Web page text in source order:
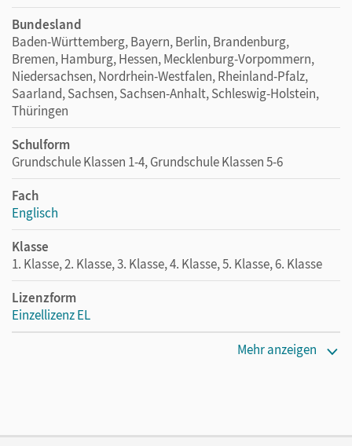
Bundesland
Baden-Württemberg, Bayern, Berlin, Brandenburg,
Bremen, Hamburg, Hessen, Mecklenburg-Vorpommern,
Niedersachsen, Nordrhein-Westfalen, Rheinland-Pfalz,
Saarland, Sachsen, Sachsen-Anhalt, Schleswig-Holstein,
Thüringen
Schulform
Grundschule Klassen 1-4, Grundschule Klassen 5-6
Fach
Englisch
Klasse
1. Klasse, 2. Klasse, 3. Klasse, 4. Klasse, 5. Klasse, 6. Klasse
Lizenzform
Einzellizenz EL
Mehr anzeigen